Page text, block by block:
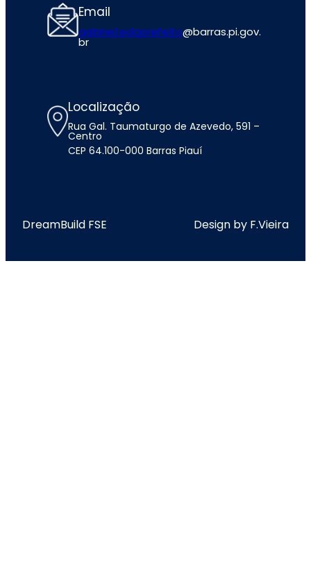
Email
gabinetedoprefeito@barras.pi.gov.
br
Localização
Rua Gal. Taumaturgo de Azevedo, 591 –
Centro
CEP 64.100-000 Barras Piauí
DreamBuild FSE Design by F.Vieira